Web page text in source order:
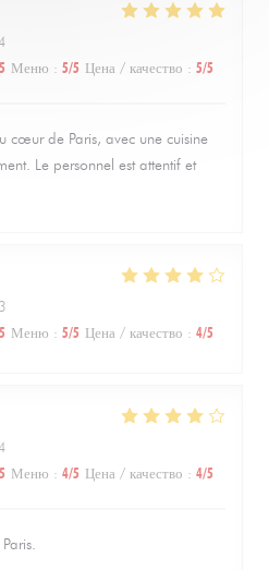
Меню : 5/5 Цена / качество : 5/5
cœur de Paris, avec une cuisine
Le personnel est attentif et
Меню : 5/5 Цена / качество : 4/5
Меню : 4/5 Цена / качество : 4/5